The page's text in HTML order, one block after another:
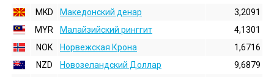
MKD
Македонский денар
3,2091
MYR
Малайзийский ринггит
4,1301
NOK
Норвежская Крона
1,6716
NZD
Новозеландский Доллар
9,6879